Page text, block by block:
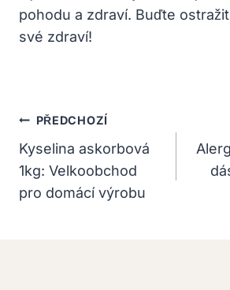
pohodu a zdraví. Buďte
své zdraví!
Navigace
Pro
Příspěvek
PŘEDCHOZÍ
Kyselina askorbová
1kg: Velkoobchod
pro domácí výrobu